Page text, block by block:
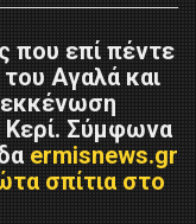
που επί πέντε
Αγαλά και
Κερί. Σύμφωνα
ermisnews.gr
σπίτια στο